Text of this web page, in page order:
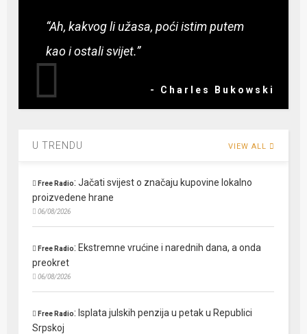
“Ah, kakvog li užasa, poći istim putem
kao i ostali svijet.”
- Charles Bukowski
U TRENDU VIEW ALL
Free Radio:Jačati svijest o značaju kupovine lokalno
proizvedene hrane
06/08/2026
Free Radio: Ekstremne vrućine i narednih dana, a onda
preokret
06/08/2026
Free Radio: Isplata julskih penzija u petak u Republici
Srpskoj